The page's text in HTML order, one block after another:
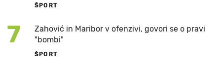
ŠPORT
7
Zahović in Maribor v ofenzivi, govori se o pravi
"bombi"
ŠPORT